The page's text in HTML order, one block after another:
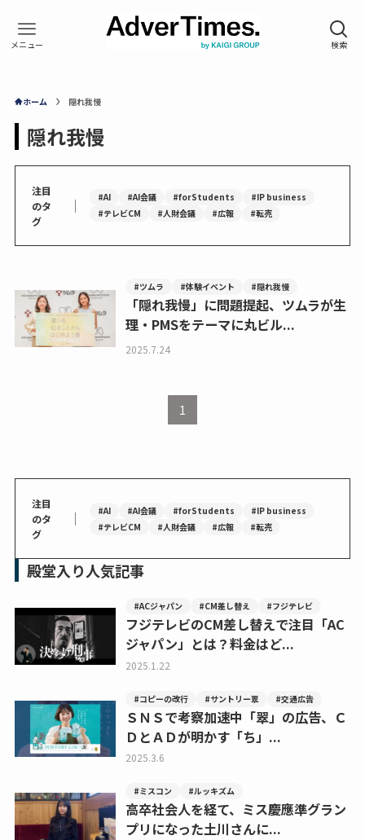
ホーム 隠れ我慢
隠れ我慢
注目
のタ
グ
｜ #AI #AI会議 #forStudents
#IP business
#テレビCM
#人財会議 #広報 #転売
#ツムラ #体験イベント #隠れ我慢
「隠れ我慢」に問題提起、ツムラが生
理・PMSをテーマに丸ビル...
2025.7.24
1
注目
のタ
グ
｜ #AI #AI会議 #forStudents
#IP business
#テレビCM
#人財会議 #広報 #転売
殿堂入り人気記事
#ACジャパン #CM差し替え #フジテレビ
フジテレビのCM差し替えで注目「AC
ジャパン」とは？料金はど...
2025.1.22
#コピーの改行 #サントリー翠 #交通広告
ＳＮＳで考察加速中「翠」の広告、Ｃ
ＤとＡＤが明かす「ち」...
2025.3.6
#ミスコン #ルッキズム
高卒社会人を経て、ミス慶應準グラン
プリになった土川さんに...